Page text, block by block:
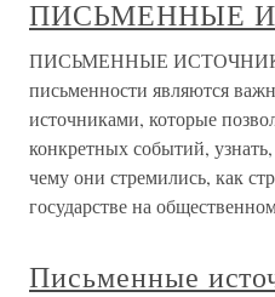
ПИСЬМЕННЫЕ
ПИСЬМЕННЫЕ
письменности являются
источниками, которые
конкретных событий,
чему они стремились, как
государстве на
Письменные